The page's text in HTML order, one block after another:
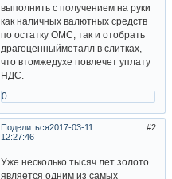
выполнить с получением на руки
как наличных валютных средств
по остатку ОМС, так и отобрать
драгоценныйметалл в слитках,
что втомжедухе повлечет уплату
НДС.
0
Поделиться 2
2017-03-11
12:27:46
Уже несколько тысяч лет золото
является одним из самых